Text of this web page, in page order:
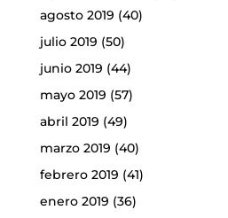
agosto 2019 (40)
julio 2019 (50)
junio 2019 (44)
mayo 2019 (57)
abril 2019 (49)
marzo 2019 (40)
febrero 2019 (41)
enero 2019 (36)